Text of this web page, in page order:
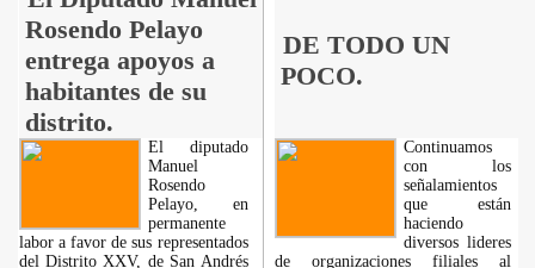
Rosendo Pelayo
entrega apoyos a
habitantes de su
distrito.
DE TODO UN
POCO.
El diputado
Manuel
Rosendo
Pelayo, en
permanente
labor a favor de sus representados
del Distrito XXV, de San Andrés
Continuamos
con los
señalamientos
que están
haciendo
diversos lideres
de organizaciones filiales al